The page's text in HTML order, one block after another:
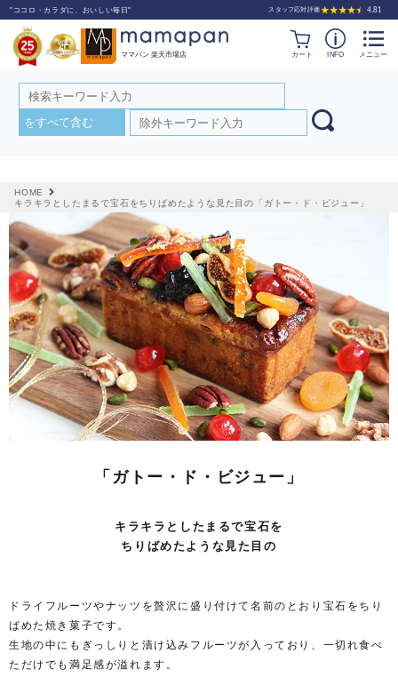
HOME
キラキラとしたまるで宝石をちりばめたような見た目の「ガトー・ド・ビジュー」
「ガトー・ド・ビジュー」
キラキラとしたまるで宝石を
ちりばめたような見た目の
ドライフルーツやナッツを贅沢に盛り付けて名前のとおり宝石をちり
ばめた焼き菓子です。
生地の中にもぎっしりと漬け込みフルーツが入っており、一切れ食べ
ただけでも満足感が溢れます。
カート INFO メニュー